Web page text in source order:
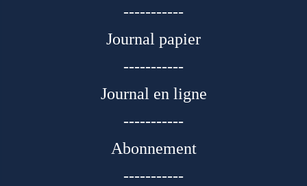
-----------
Journal papier
-----------
Journal en ligne
-----------
Abonnement
-----------